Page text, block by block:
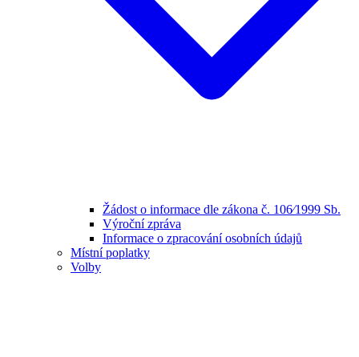
Žádost o informace dle zákona č. 106⁄1999 Sb.
Výroční zpráva
Informace o zpracování osobních údajů
Místní poplatky
Volby